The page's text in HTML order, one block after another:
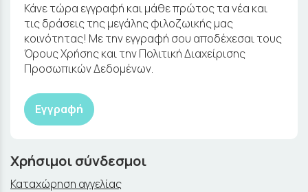
Κάνε τώρα εγγραφή και μάθε πρώτος τα νέα και
τις δράσεις της μεγάλης φιλοζωικής μας
κοινότητας! Με την εγγραφή σου αποδέχεσαι τους
Όρους Χρήσης και την Πολιτική Διαχείρισης
Προσωπικών Δεδομένων.
Εγγραφή
Χρήσιμοι σύνδεσμοι
Καταχώρηση αγγελίας